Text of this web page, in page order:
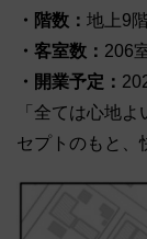
・階数： 地上9
・客室数： 206
・開業予定：
「全ては心地
セプトのもと、